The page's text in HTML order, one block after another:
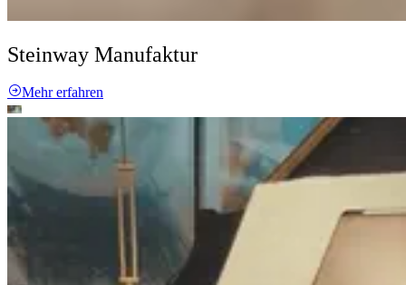
Steinway Manufaktur
Mehr erfahren